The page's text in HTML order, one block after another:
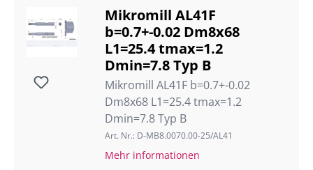
Mikromill AL41F
b=0.7+-0.02 Dm8x68
L1=25.4 tmax=1.2
Dmin=7.8 Typ B
Mikromill AL41F b=0.7+-0.02
Dm8x68 L1=25.4 tmax=1.2
Dmin=7.8 Typ B
Art. Nr.: D-MB8.0070.00-25/AL41
Mehr informationen